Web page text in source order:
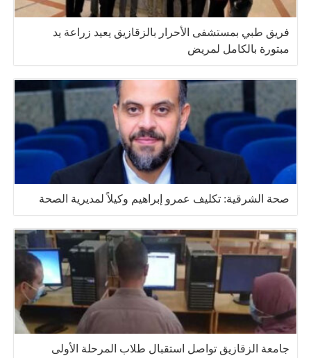
فريق طبي بمستشفى الأحرار بالزقازيق يعيد زراعة يد
مبتورة بالكامل لمريض
صحة الشرقية: تكليف عمرو إبراهيم وكيلاً لمديرية الصحة
جامعة الزقازيق تواصل استقبال طلاب المرحلة الأولى